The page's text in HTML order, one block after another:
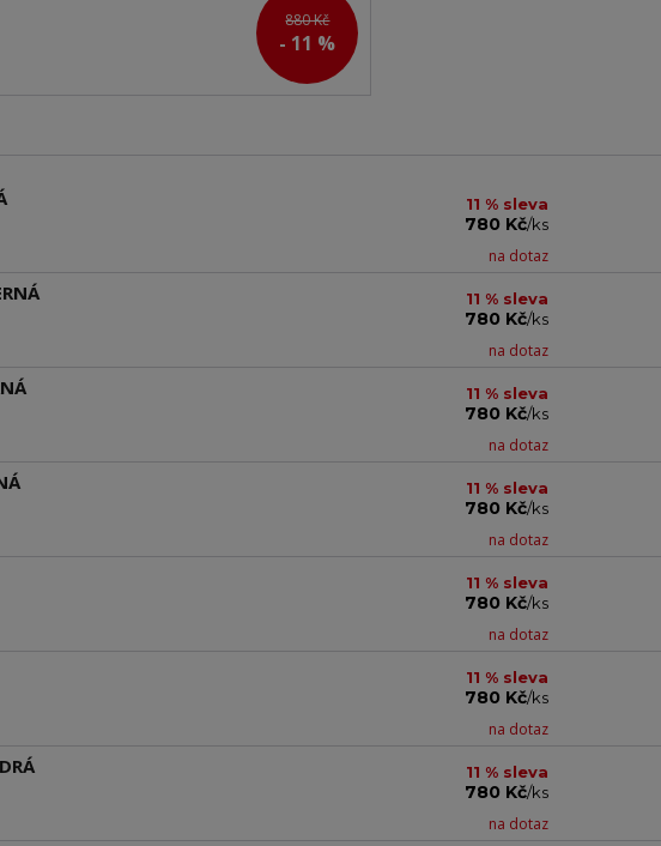
880 Kč
- 11 %
11 % sleva
780 Kč/ks
na dotaz
11 % sleva
780 Kč/ks
na dotaz
11 % sleva
780 Kč/ks
na dotaz
11 % sleva
780 Kč/ks
na dotaz
11 % sleva
780 Kč/ks
na dotaz
11 % sleva
780 Kč/ks
na dotaz
11 % sleva
780 Kč/ks
na dotaz